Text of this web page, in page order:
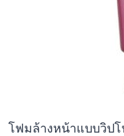
โฟมล้างหน้าแบบวิป